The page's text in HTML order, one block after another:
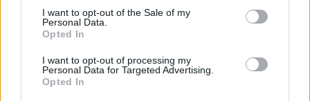
consent section.
I want to opt-out of the Sale of my
Personal Data.
Opted In
I want to opt-out of processing my
Personal Data for Targeted Advertising.
Opted In